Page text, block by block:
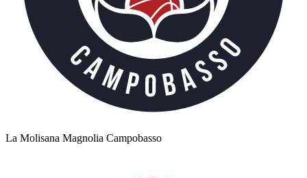
La Molisana Magnolia Campobasso